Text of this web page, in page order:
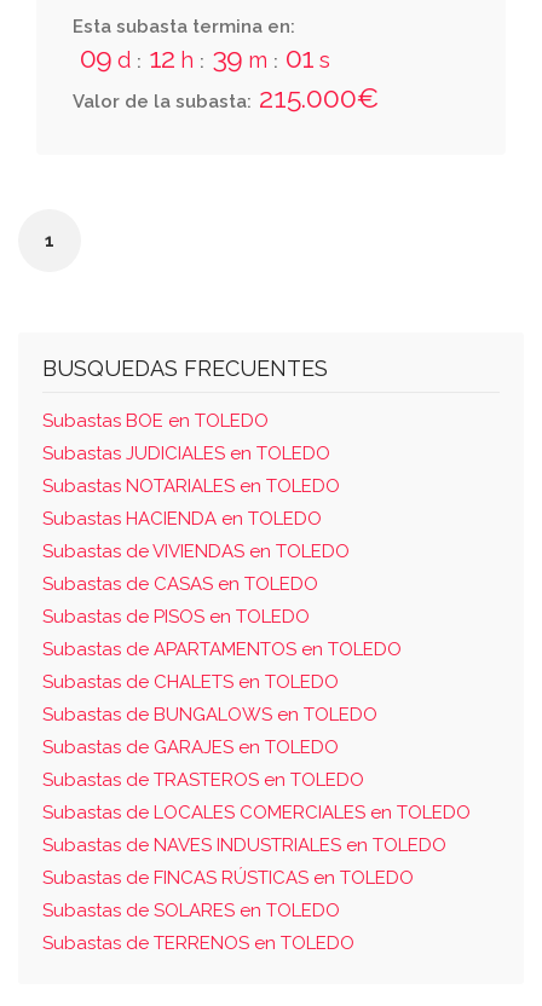
nº15, con una superficie de 126,11m2
Esta subasta termina en:
09 d : 12 h : 39 m : 01 s
Valor de la subasta: 215.000€
1
BUSQUEDAS FRECUENTES
Subastas BOE en TOLEDO
Subastas JUDICIALES en TOLEDO
Subastas NOTARIALES en TOLEDO
Subastas HACIENDA en TOLEDO
Subastas de VIVIENDAS en TOLEDO
Subastas de CASAS en TOLEDO
Subastas de PISOS en TOLEDO
Subastas de APARTAMENTOS en TOLEDO
Subastas de CHALETS en TOLEDO
Subastas de BUNGALOWS en TOLEDO
Subastas de GARAJES en TOLEDO
Subastas de TRASTEROS en TOLEDO
Subastas de LOCALES COMERCIALES en TOLEDO
Subastas de NAVES INDUSTRIALES en TOLEDO
Subastas de FINCAS RÚSTICAS en TOLEDO
Subastas de SOLARES en TOLEDO
Subastas de TERRENOS en TOLEDO